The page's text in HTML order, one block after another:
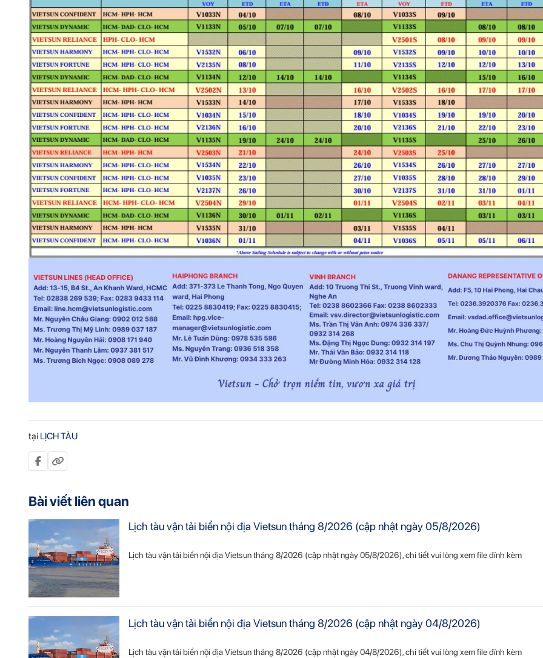
tại LỊCH TÀU
Bài viết liên quan
Lịch tàu vận tải biển nội địa Vietsun tháng 8/2026 (cập nhật ngày 05/8/2026)
Lịch tàu vận tải biển nội địa Vietsun tháng 8/2026 (cập nhật ngày 05/8/2026), chi tiết vui lòng xem file đính kèm
Lịch tàu vận tải biển nội địa Vietsun tháng 8/2026 (cập nhật ngày 04/8/2026)
Lịch tàu vận tải biển nội địa Vietsun tháng 8/2026 (cập nhật ngày 04/8/2026), chi tiết vui lòng xem file đính kèm